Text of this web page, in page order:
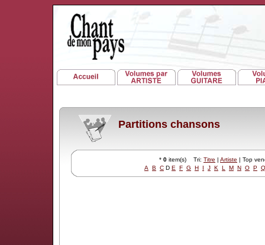
Partitions chansons
* 0 item(s) Tri: Titre | Artiste | Top
A
B C D E F G H I J K L M N O P Q